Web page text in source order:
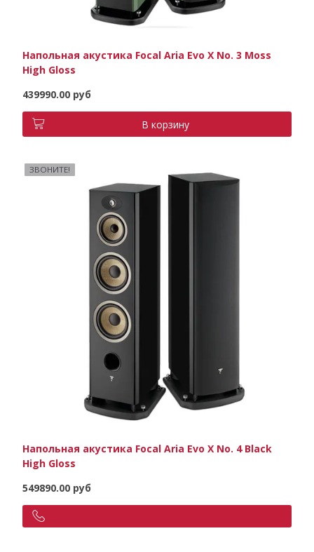
Напольная акустика Focal Aria Evo X No. 3 Moss
High Gloss
439990.00 руб
В корзину
ЗВОНИТЕ!
Напольная акустика Focal Aria Evo X No. 4 Black
High Gloss
549890.00 руб